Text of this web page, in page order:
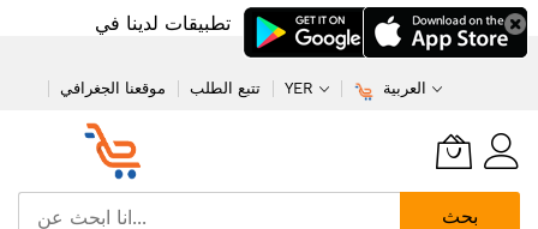
تطبيقات لدينا في
موقعنا الجغرافي تتبع الطلب YER العربية
بحث